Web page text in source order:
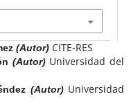
(Autor) CITE-RES
(Autor) Universidad del
(Autor) Universidad